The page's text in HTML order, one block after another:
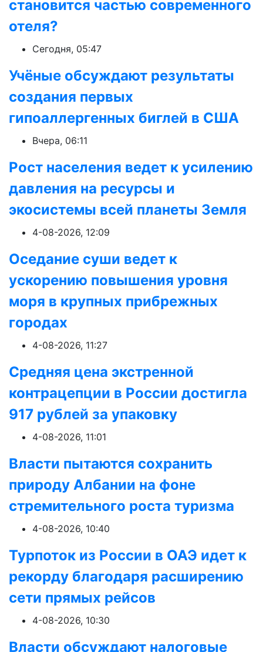
становится частью современного
отеля?
Сегодня, 05:47
Учёные обсуждают результаты
создания первых
гипоаллергенных биглей в США
Вчера, 06:11
Рост населения ведет к усилению
давления на ресурсы и
экосистемы всей планеты Земля
4-08-2026, 12:09
Оседание суши ведет к
ускорению повышения уровня
моря в крупных прибрежных
городах
4-08-2026, 11:27
Средняя цена экстренной
контрацепции в России достигла
917 рублей за упаковку
4-08-2026, 11:01
Власти пытаются сохранить
природу Албании на фоне
стремительного роста туризма
4-08-2026, 10:40
Турпоток из России в ОАЭ идет к
рекорду благодаря расширению
сети прямых рейсов
4-08-2026, 10:30
Власти обсуждают налоговые